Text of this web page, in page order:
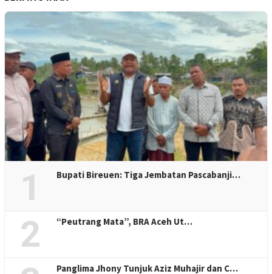
1 Bupati Bireuen: Tiga Jembatan Pascabanji…
2 “Peutrang Mata”, BRA Aceh Ut…
Panglima Jhony Tunjuk Aziz Muhajir dan C…